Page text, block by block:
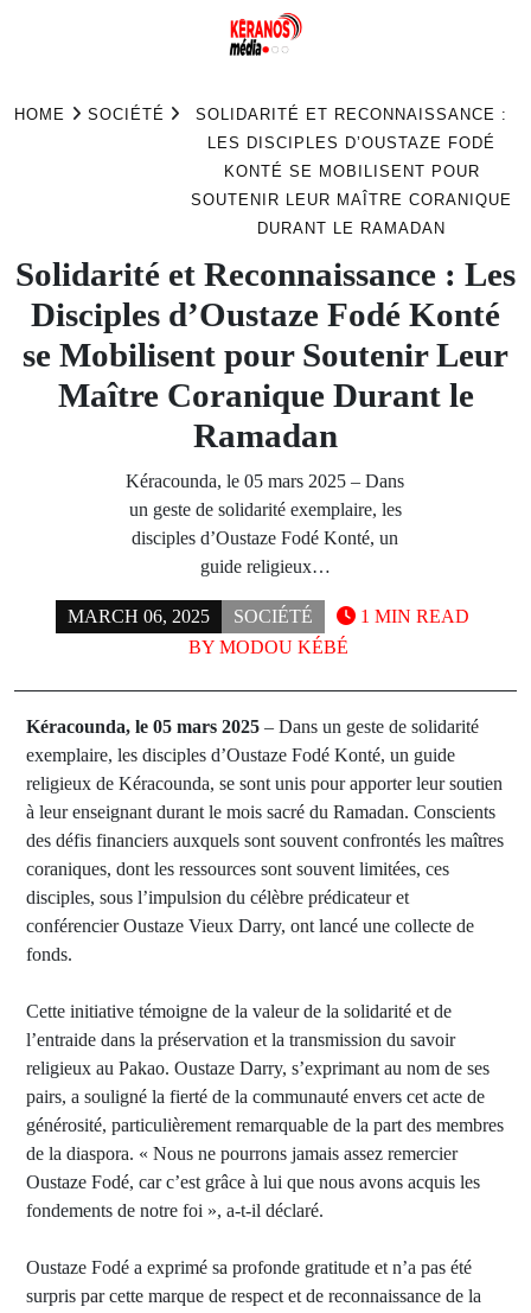
HOME SOCIÉTÉ
SOLIDARITÉ ET RECONNAISSANCE :
LES DISCIPLES D’OUSTAZE FODÉ
KONTÉ SE MOBILISENT POUR
SOUTENIR LEUR MAÎTRE CORANIQUE
DURANT LE RAMADAN
Solidarité et Reconnaissance : Les
Disciples d’Oustaze Fodé Konté
se Mobilisent pour Soutenir Leur
Maître Coranique Durant le
Ramadan
Kéracounda, le 05 mars 2025 – Dans
un geste de solidarité exemplaire, les
disciples d’Oustaze Fodé Konté, un
guide religieux…
MARCH 06, 2025
SOCIÉTÉ
BY MODOU KÉBÉ
1 MIN READ
Kéracounda, le 05 mars 2025 – Dans un geste de solidarité
exemplaire, les disciples d’Oustaze Fodé Konté, un guide
religieux de Kéracounda, se sont unis pour apporter leur soutien
à leur enseignant durant le mois sacré du Ramadan. Conscients
des défis financiers auxquels sont souvent confrontés les maîtres
coraniques, dont les ressources sont souvent limitées, ces
disciples, sous l’impulsion du célèbre prédicateur et
conférencier Oustaze Vieux Darry, ont lancé une collecte de
fonds.
Cette initiative témoigne de la valeur de la solidarité et de
l’entraide dans la préservation et la transmission du savoir
religieux au Pakao. Oustaze Darry, s’exprimant au nom de ses
pairs, a souligné la fierté de la communauté envers cet acte de
générosité, particulièrement remarquable de la part des membres
de la diaspora. « Nous ne pourrons jamais assez remercier
Oustaze Fodé, car c’est grâce à lui que nous avons acquis les
fondements de notre foi », a-t-il déclaré.
Oustaze Fodé a exprimé sa profonde gratitude et n’a pas été
surpris par cette marque de respect et de reconnaissance de la